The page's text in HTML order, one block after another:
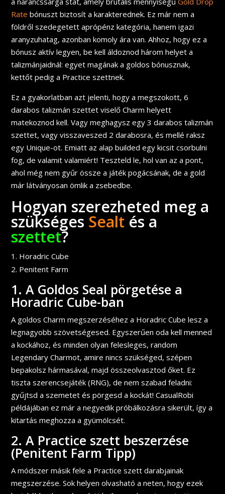
Rate bónuszt biztosít a karakterednek. Ez már nem a
földről szedegetett aprópénz kategória, hanem igazi
aranyzuhatag, azonban komoly ára van. Ahhoz, hogy ez a
bónusz aktív legyen, be kell áldoznod három helyet a
talizmánjaidnál: egyet magának a goldos bónusznak,
kettőt pedig a Practice szettnek.
Ez a gyakorlatban azt jelenti, hogy a megszokott, 6
darabos talizmán szettet viselő Charm helyett
matekoznod kell. Vagy meghagysz egy 3 darabos talizmán
szettet, vagy visszaveszed 2 darabosra, és mellé raksz
egy Unique-ot. Emiatt az alap builded egy kicsit csorbulni
fog, de valamit valamiért! Teszteld le, hol van az a pont,
ahol még nem gyűr össze a játék pogácsának, de a gold
már látványosan ömlik a zsebedbe.
Hogyan szerezheted meg a
szükséges Sealt és a
szettet?
Horadric Cube
Penitent Farm
1. A Goldos Seal pörgetése a
Horadric Cube-ban
A goldos Charm megszerzéséhez a Horadric Cube lesz a
legnagyobb szövetségesed. Egyszerűen oda kell menned
a kockához, és minden olyan felesleges, random
Legendary Charmot, amire nincs szükséged, szépen
bepakolsz hármasával, majd összeolvasztod őket. Ez
tiszta szerencsejáték (RNG), de nem szabad feladni:
gyűjtsd a szemetet és pörgesd a kockát! CasualRobi
példájában ez már a negyedik próbálkozásra sikerült, így a
kitartás meghozza a gyümölcsét.
2. A Practice szett beszerzése
(Penitent Farm Tipp)
A módszer másik fele a Practice szett darabjainak
megszerzése. Sok helyen olvasható a neten, hogy ezek